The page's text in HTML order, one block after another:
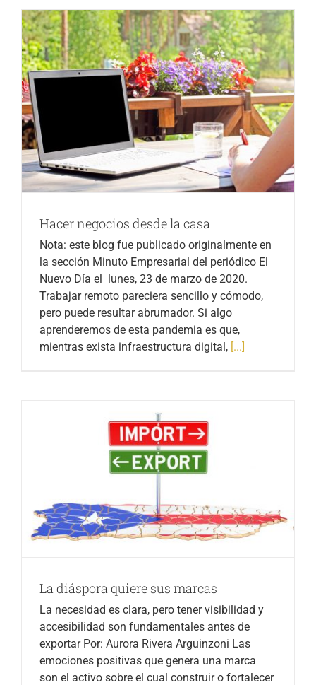
Hacer negocios desde la casa
Nota: este blog fue publicado originalmente en
la sección Minuto Empresarial del periódico El
Nuevo Día el lunes, 23 de marzo de 2020.
Trabajar remoto pareciera sencillo y cómodo,
pero puede resultar abrumador. Si algo
aprenderemos de esta pandemia es que,
mientras exista infraestructura digital, [...]
La diáspora quiere sus marcas
La necesidad es clara, pero tener visibilidad y
accesibilidad son fundamentales antes de
exportar Por: Aurora Rivera Arguinzoni Las
emociones positivas que genera una marca
son el activo sobre el cual construir o fortalecer